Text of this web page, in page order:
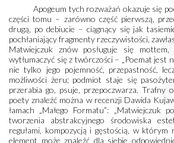
Apogeum tych rozważań okazuje się
części tomu – zarówno część pierwszą,
drugą, po debiucie – ciągnący się jak
pochłaniający fragmenty rzeczywistości,
Matwiejczuk znów posługuje się
wytłumaczyć się z twórczości – „Poemat jest
nie tylko jego pojemność, przepastność,
możliwości żeru; podmiot staje się
przerabia go, psuje, przepoczwarza. Trafny
poety znaleźć można w recenzji Dawida
łamach „Małego Formatu”: „Matwiejczuk
tworzenia abstrakcyjnego środowiska
regułami, kompozycją i gęstością, w którym
element może znaleźć dla siebie